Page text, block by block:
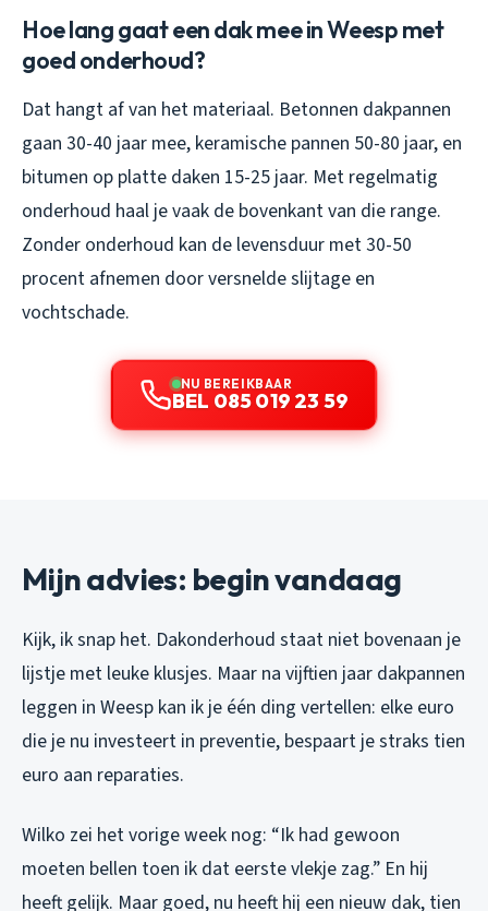
Hoe lang gaat een dak mee in Weesp met
goed onderhoud?
Dat hangt af van het materiaal. Betonnen dakpannen
gaan 30-40 jaar mee, keramische pannen 50-80 jaar, en
bitumen op platte daken 15-25 jaar. Met regelmatig
onderhoud haal je vaak de bovenkant van die range.
Zonder onderhoud kan de levensduur met 30-50
procent afnemen door versnelde slijtage en
vochtschade.
NU BEREIKBAAR
BEL 085 019 23 59
Mijn advies: begin vandaag
Kijk, ik snap het. Dakonderhoud staat niet bovenaan je
lijstje met leuke klusjes. Maar na vijftien jaar dakpannen
leggen in Weesp kan ik je één ding vertellen: elke euro
die je nu investeert in preventie, bespaart je straks tien
euro aan reparaties.
Wilko zei het vorige week nog: “Ik had gewoon
moeten bellen toen ik dat eerste vlekje zag.” En hij
heeft gelijk. Maar goed, nu heeft hij een nieuw dak, tien